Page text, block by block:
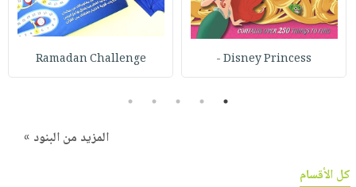
Disney Princess -
Ramadan Challenge
1
2
3
4
5
المزيد من البنود »
كل الأقسام